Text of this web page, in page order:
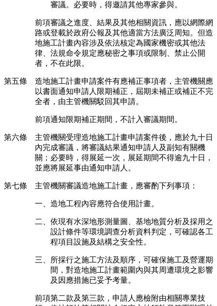
審議。必要時，得邀請其他專家參與。
前項審議之進度、結果及其他相關資訊，應以網際網
路或登載於政府公報及其他適當方法廣泛周知。但造
地施工計畫內容涉及依法核定為國家機密或其他法
律、法規命令規定應秘密之事項或限制、禁止公開
者，不在此限。
第五條 造地施工計畫申請案件有應補正事項者，主管機關應
以書面通知申請人限期補正，屆期未補正或補正不完
全者，由主管機關駁回其申請。
前項通知限期補正期間，不計入審議期間。
第六條 主管機關受理造地施工計畫申請案件後，應於九十日
內完成審議，將審議結果通知申請人及副知有關機
關；必要時，得展延一次，展延期間不得逾九十日，
並應將展延事由通知申請人。
第七條 主管機關審議造地施工計畫，應審酌下列事項：
一、造地工程內容應符合使用計畫。
二、依現有水深地形測量圖、基地地質分析及採用之
設計條件等環境調查分析資料判定，可確認各工
程項目設施及結構之安全性。
三、所採行之施工方法及順序，可確保施工及營運期
間，對造地施工計畫範圍內與其周遭環境之影響
及因應措施已妥予考量。
前項第二款及第三款，申請人應檢附由相關專業技